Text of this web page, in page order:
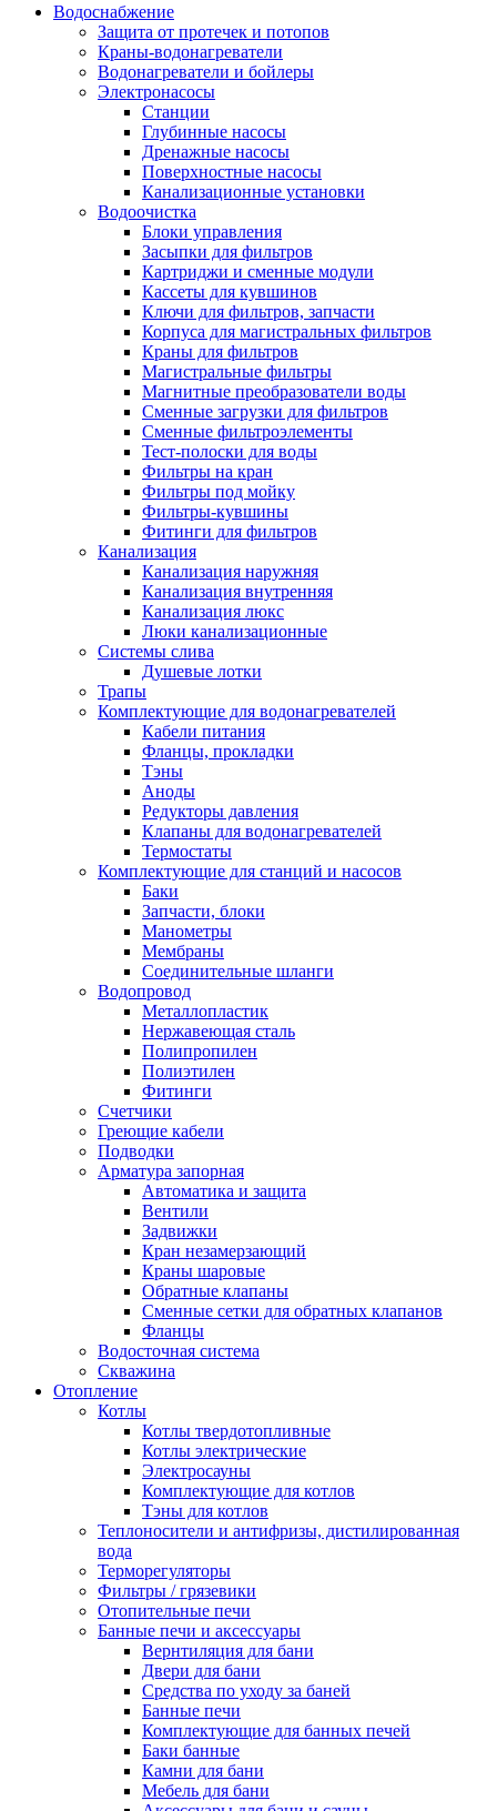
Строительные товары
Все для бани
Полезные статьи
Новости и Акции
Оплата и доставка
Сервис-центр
Адреса Сервис-центров
Условия возврата товара
Обмен и возврат товара
Вакансии
Водоснабжение
Защита от протечек и потопов
Краны-водонагреватели
Водонагреватели и бойлеры
Электронасосы
Станции
Глубинные насосы
Дренажные насосы
Поверхностные насосы
Канализационные установки
Водоочистка
Блоки управления
Засыпки для фильтров
Картриджи и сменные модули
Кассеты для кувшинов
Ключи для фильтров, запчасти
Корпуса для магистральных фильтров
Краны для фильтров
Магистральные фильтры
Магнитные преобразователи воды
Сменные загрузки для фильтров
Сменные фильтроэлементы
Тест-полоски для воды
Фильтры на кран
Фильтры под мойку
Фильтры-кувшины
Фитинги для фильтров
Канализация
Канализация наружняя
Канализация внутренняя
Канализация люкс
Люки канализационные
Системы слива
Душевые лотки
Трапы
Комплектующие для водонагревателей
Кабели питания
Фланцы, прокладки
Тэны
Аноды
Редукторы давления
Клапаны для водонагревателей
Термостаты
Комплектующие для станций и насосов
Баки
Запчасти, блоки
Манометры
Мембраны
Соединительные шланги
Водопровод
Металлопластик
Нержавеющая сталь
Полипропилен
Полиэтилен
Фитинги
Счетчики
Греющие кабели
Подводки
Арматура запорная
Автоматика и защита
Вентили
Задвижки
Кран незамерзающий
Краны шаровые
Обратные клапаны
Сменные сетки для обратных клапанов
Фланцы
Водосточная система
Скважина
Отопление
Котлы
Котлы твердотопливные
Котлы электрические
Электросауны
Комплектующие для котлов
Тэны для котлов
Теплоносители и антифризы, дистилированная
вода
Терморегуляторы
Фильтры / грязевики
Отопительные печи
Банные печи и аксессуары
Вернтиляция для бани
Двери для бани
Средства по уходу за баней
Банные печи
Комплектующие для банных печей
Баки банные
Камни для бани
Мебель для бани